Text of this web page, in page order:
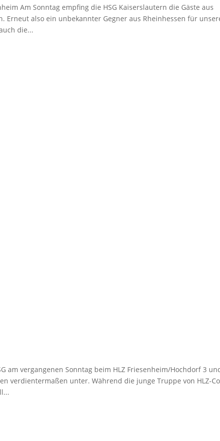
Am Sonntag empfing die HSG Kaiserslautern die Gäste aus
Erneut also ein unbekannter Gegner aus Rheinhessen für
die...
am vergangenen Sonntag beim HLZ Friesenheim/Hochdorf 3
verdientermaßen unter. Während die junge Truppe von HLZ-